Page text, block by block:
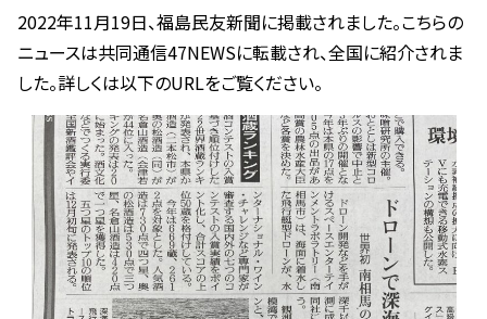
2022年11月19日、福島民友新聞に掲載されました。こちらの
ニュースは共同通信47NEWSに転載され、全国に紹介されま
した。詳しくは以下のURLをご覧ください。